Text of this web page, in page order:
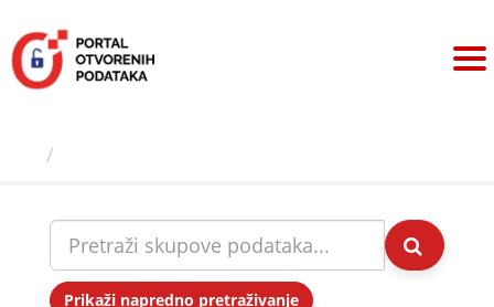
sadržaj
Prikaži napredno pretraživanje